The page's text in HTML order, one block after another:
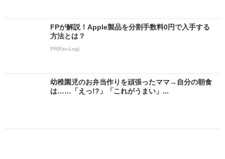
FPが解説！Apple製品を分割手数料0円で入手する
方法とは？
PR(Fav-Log)
幼稚園児のお弁当作りを頑張ったママ→自分の朝食
は……「えっ!?」「これがうまい」...